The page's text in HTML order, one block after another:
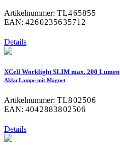
Artikelnummer: TL465855
EAN: 4260235635712
Details
XCell Worklight SLIM max. 200 Lumen
Akku Lampe mit Magnet
Artikelnummer: TL802506
EAN: 4042883802506
Details